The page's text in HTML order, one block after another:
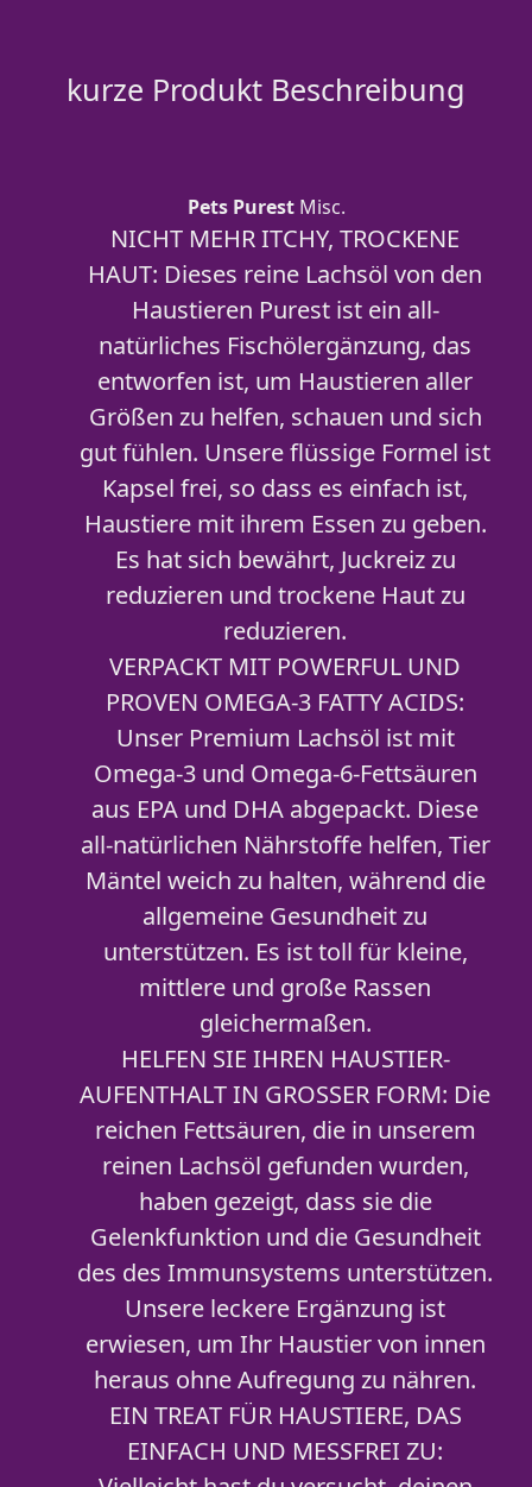
kurze Produkt Beschreibung
Pets PurestMisc.
NICHT MEHR ITCHY, TROCKENE
HAUT: Dieses reine Lachsöl von den
Haustieren Purest ist ein all-
natürliches Fischölergänzung, das
entworfen ist, um Haustieren aller
Größen zu helfen, schauen und sich
gut fühlen. Unsere flüssige Formel ist
Kapsel frei, so dass es einfach ist,
Haustiere mit ihrem Essen zu geben.
Es hat sich bewährt, Juckreiz zu
reduzieren und trockene Haut zu
reduzieren.
VERPACKT MIT POWERFUL UND
PROVEN OMEGA-3 FATTY ACIDS:
Unser Premium Lachsöl ist mit
Omega-3 und Omega-6-Fettsäuren
aus EPA und DHA abgepackt. Diese
all-natürlichen Nährstoffe helfen, Tier
Mäntel weich zu halten, während die
allgemeine Gesundheit zu
unterstützen. Es ist toll für kleine,
mittlere und große Rassen
gleichermaßen.
HELFEN SIE IHREN HAUSTIER-
AUFENTHALT IN GROSSER FORM: Die
reichen Fettsäuren, die in unserem
reinen Lachsöl gefunden wurden,
haben gezeigt, dass sie die
Gelenkfunktion und die Gesundheit
des des Immunsystems unterstützen.
Unsere leckere Ergänzung ist
erwiesen, um Ihr Haustier von innen
heraus ohne Aufregung zu nähren.
EIN TREAT FÜR HAUSTIERE, DAS
EINFACH UND MESSFREI ZU: